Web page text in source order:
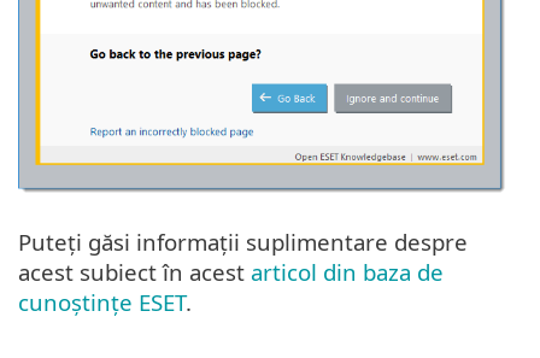
Puteți găsi informații suplimentare despre
acest subiect în acest articol din baza de
cunoștințe ESET.